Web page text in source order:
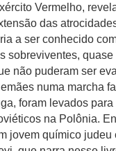
Vermelho,
das
a ser conhecido
sobreviventes,
não puderam ser
numa marcha
foram levados
na Polônia.
jovem químico judeu